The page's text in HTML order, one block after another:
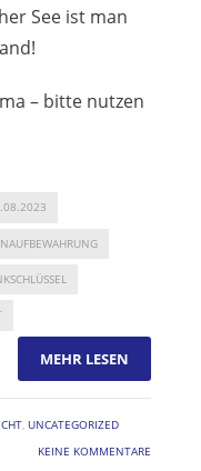
See ist man
– bitte nutzen
MEHR LESEN
UNCATEGORIZED
KEINE KOMMENTARE